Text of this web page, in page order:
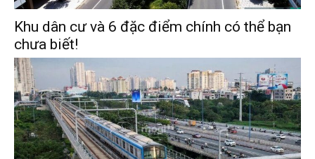
Khu dân cư và 6 đặc điểm chính có thể bạn
chưa biết!